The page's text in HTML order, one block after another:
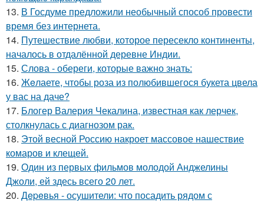
13. В Госдуме предложили необычный способ провести
время без интернета.
14. Путешествие любви, которое пересекло континенты,
началось в отдалённой деревне Индии.
15. Слова - обереги, которые важно знать:
16. Жeлаете, чтобы роза из полюбившегося букета цвела
у вас на даче?
17. Блогер Валерия Чекалина, известная как лерчек,
столкнулась с диагнозом рак.
18. Этой весной Россию накроет массовое нашествие
комаров и клещей.
19. Один из первых фильмов молодой Анджелины
Джоли, ей здесь всего 20 лет.
20. Дepeвья - осушители: что посадить рядом с